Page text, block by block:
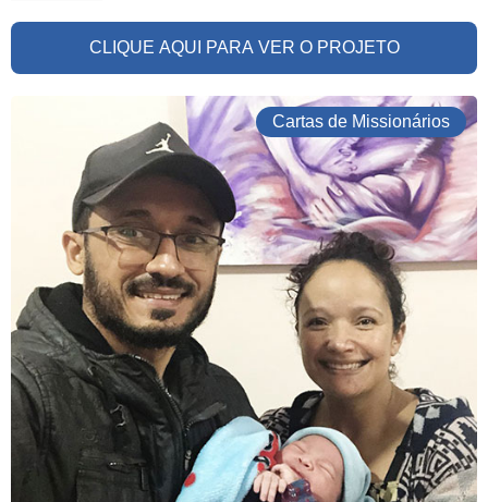
CLIQUE AQUI PARA VER O PROJETO
Cartas de Missionários